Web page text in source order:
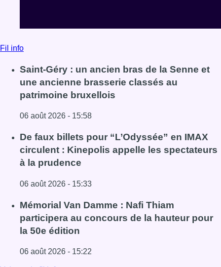
Fil info
Saint-Géry : un ancien bras de la Senne et
une ancienne brasserie classés au
patrimoine bruxellois
06 août 2026 - 15:58
Lire l'article Saint-Géry : un ancien bras de la Senne et
De faux billets pour “L’Odyssée” en IMAX
circulent : Kinepolis appelle les spectateurs
à la prudence
06 août 2026 - 15:33
Lire l'article De faux billets pour “L’Odyssée” en IMAX
Mémorial Van Damme : Nafi Thiam
participera au concours de la hauteur pour
la 50e édition
06 août 2026 - 15:22